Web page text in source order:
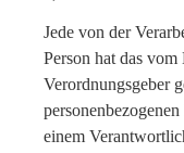
Jede von der
Person hat das
Verordnungsgeber
einem